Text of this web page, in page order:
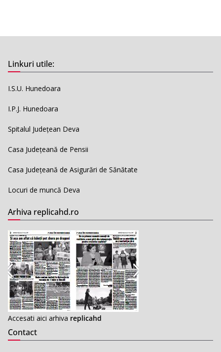
Linkuri utile:
I.S.U. Hunedoara
I.P.J. Hunedoara
Spitalul Județean Deva
Casa Județeană de Pensii
Casa Județeană de Asigurări de Sănătate
Locuri de muncă Deva
Arhiva replicahd.ro
Accesati aici arhiva replicahd
Contact